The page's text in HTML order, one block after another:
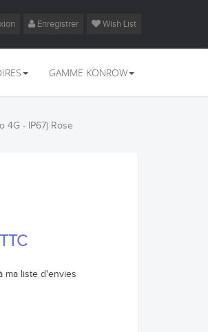
Enregistrer Wish List
GAMME KONROW
4G - IP67) Rose
ma liste d'envies